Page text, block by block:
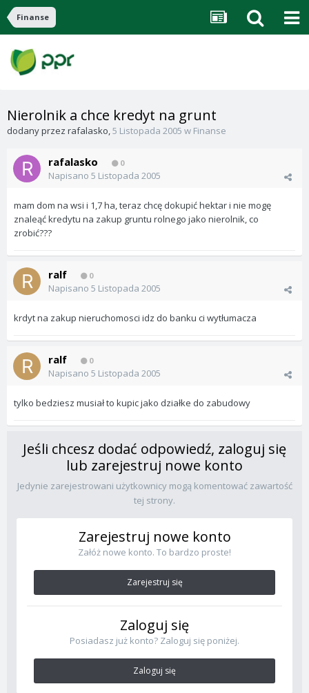
Finanse
Nierolnik a chce kredyt na grunt
dodany przez rafalasko,5 Listopada 2005 w Finanse
rafalasko 0
Napisano 5 Listopada 2005
mam dom na wsi i 1,7 ha, teraz chcę dokupić hektar i nie mogę
znaleąć kredytu na zakup gruntu rolnego jako nierolnik, co
zrobić???
ralf 0
Napisano 5 Listopada 2005
krdyt na zakup nieruchomosci idz do banku ci wytłumacza
ralf 0
Napisano 5 Listopada 2005
tylko bedziesz musiał to kupic jako działke do zabudowy
Jeśli chcesz dodać odpowiedź, zaloguj się
lub zarejestruj nowe konto
Jedynie zarejestrowani użytkownicy mogą komentować zawartość
tej strony.
Zarejestruj nowe konto
Załóż nowe konto. To bardzo proste!
Zarejestruj się
Zaloguj się
Posiadasz już konto? Zaloguj się poniżej.
Zaloguj się